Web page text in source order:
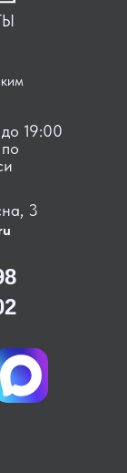
19:00
3